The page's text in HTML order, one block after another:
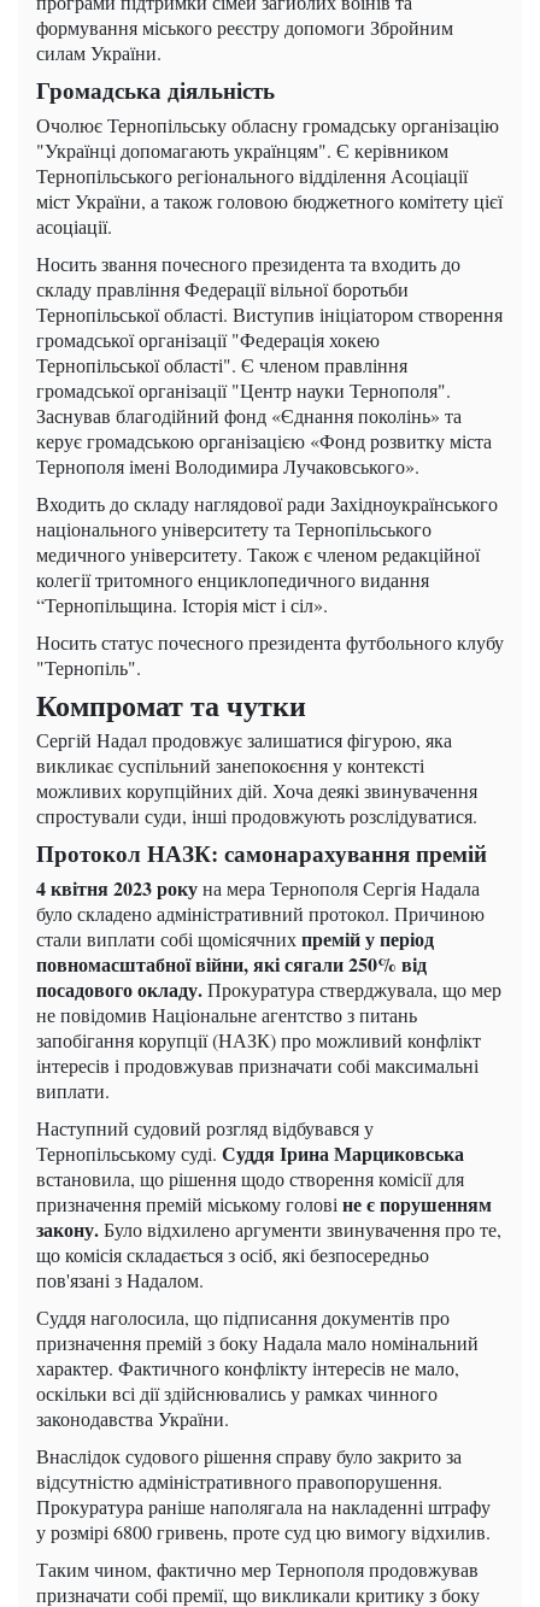
формування міського реєстру допомоги Збройним
силам України.
Громадська діяльність
Очолює Тернопільську обласну громадську організацію
"Українці допомагають українцям". Є керівником
Тернопільського регіонального відділення Асоціації
міст України, а також головою бюджетного комітету цієї
асоціації.
Носить звання почесного президента та входить до
складу правління Федерації вільної боротьби
Тернопільської області. Виступив ініціатором створення
громадської організації "Федерація хокею
Тернопільської області". Є членом правління
громадської організації "Центр науки Тернополя".
Заснував благодійний фонд «Єднання поколінь» та
керує громадською організацією «Фонд розвитку міста
Тернополя імені Володимира Лучаковського».
Входить до складу наглядової ради Західноукраїнського
національного університету та Тернопільського
медичного університету. Також є членом редакційної
колегії тритомного енциклопедичного видання
“Тернопільщина. Історія міст і сіл».
Носить статус почесного президента футбольного клубу
"Тернопіль".
Компромат та чутки
Сергій Надал продовжує залишатися фігурою, яка
викликає суспільний занепокоєння у контексті
можливих корупційних дій. Хоча деякі звинувачення
спростували суди, інші продовжують розслідуватися.
Протокол НАЗК: самонарахування премій
4 квітня 2023 рокуна мера Тернополя Сергія Надала
було складено адміністративний протокол. Причиною
стали виплати собі щомісячнихпремій у період
повномасштабної війни, які сягали 250% від
посадового окладу.Прокуратура стверджувала, що мер
не повідомив Національне агентство з питань
запобігання корупції (НАЗК) про можливий конфлікт
інтересів і продовжував призначати собі максимальні
виплати.
Наступний судовий розгляд відбувався у
Тернопільському суді. Суддя Ірина Марциковська
встановила, що рішення щодо створення комісії для
призначення премій міському головіне є порушенням
закону.Було відхилено аргументи звинувачення про те,
що комісія складається з осіб, які безпосередньо
пов'язані з Надалом.
Суддя наголосила, що підписання документів про
призначення премій з боку Надала мало номінальний
характер. Фактичного конфлікту інтересів не мало,
оскільки всі дії здійснювались у рамках чинного
законодавства України.
Внаслідок судового рішення справу було закрито за
відсутністю адміністративного правопорушення.
Прокуратура раніше наполягала на накладенні штрафу
у розмірі 6800 гривень, проте суд цю вимогу відхилив.
Таким чином, фактично мер Тернополя продовжував
призначати собі премії, що викликали критику з боку